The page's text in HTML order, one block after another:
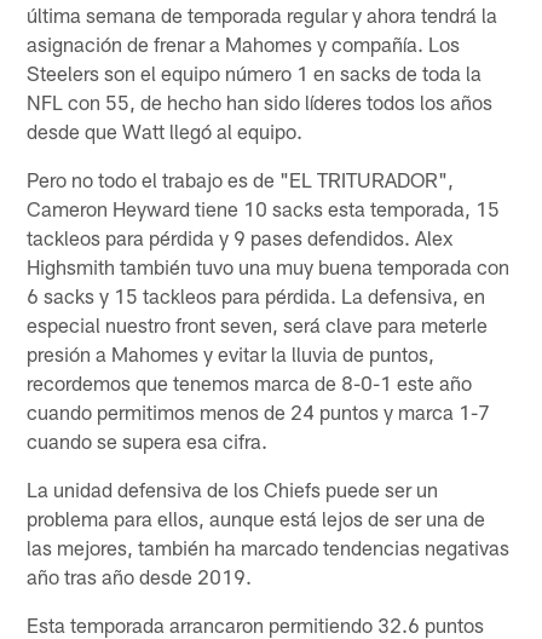
última semana de temporada regular y ahora tendrá la
asignación de frenar a Mahomes y compañía. Los
Steelers son el equipo número 1 en sacks de toda la
NFL con 55, de hecho han sido líderes todos los años
desde que Watt llegó al equipo.
Pero no todo el trabajo es de "EL TRITURADOR",
Cameron Heyward tiene 10 sacks esta temporada, 15
tackleos para pérdida y 9 pases defendidos. Alex
Highsmith también tuvo una muy buena temporada con
6 sacks y 15 tackleos para pérdida. La defensiva, en
especial nuestro front seven, será clave para meterle
presión a Mahomes y evitar la lluvia de puntos,
recordemos que tenemos marca de 8-0-1 este año
cuando permitimos menos de 24 puntos y marca 1-7
cuando se supera esa cifra.
La unidad defensiva de los Chiefs puede ser un
problema para ellos, aunque está lejos de ser una de
las mejores, también ha marcado tendencias negativas
año tras año desde 2019.
Esta temporada arrancaron permitiendo 32.6 puntos